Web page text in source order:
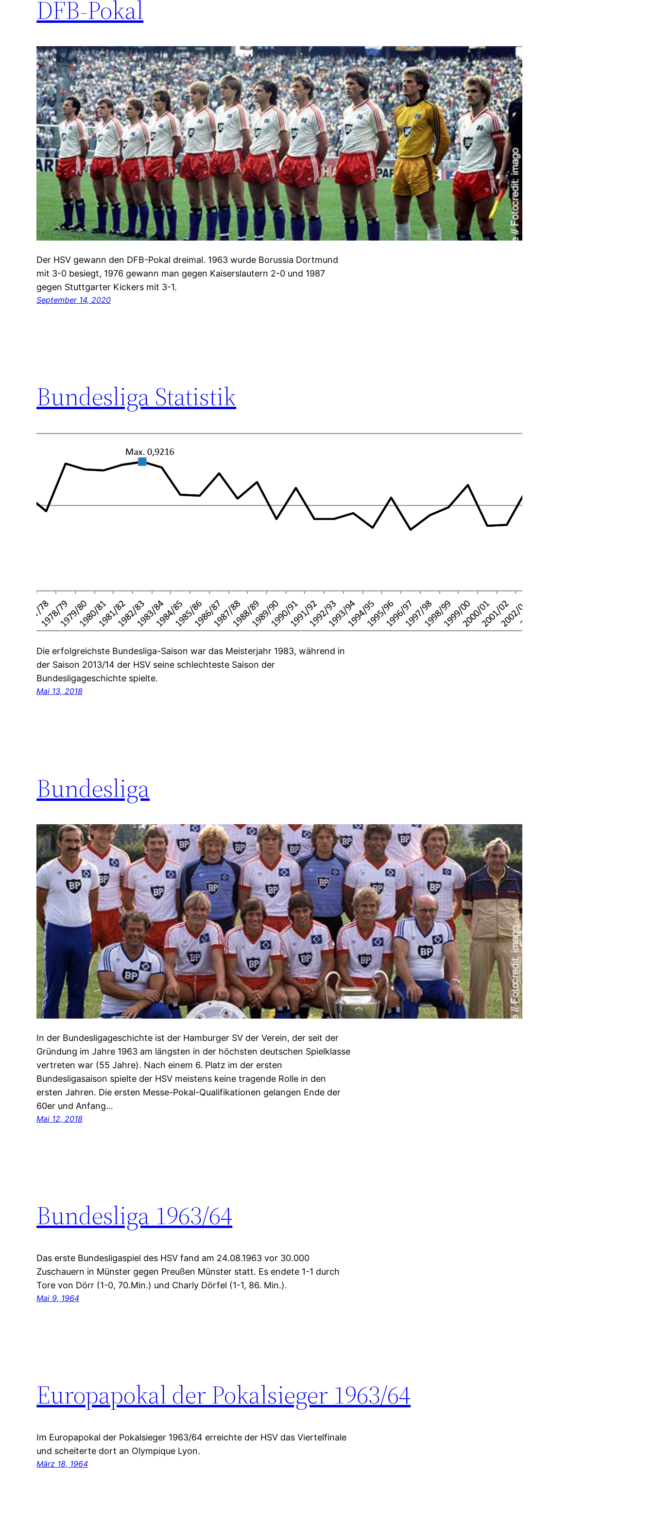
DFB-Pokal
Der HSV gewann den DFB-Pokal dreimal. 1963 wurde Borussia Dortmund
mit 3-0 besiegt, 1976 gewann man gegen Kaiserslautern 2-0 und 1987
gegen Stuttgarter Kickers mit 3-1.
September 14, 2020
Bundesliga Statistik
Die erfolgreichste Bundesliga-Saison war das Meisterjahr 1983, während in
der Saison 2013/14 der HSV seine schlechteste Saison der
Bundesligageschichte spielte.
Mai 13, 2018
Bundesliga
In der Bundesligageschichte ist der Hamburger SV der Verein, der seit der
Gründung im Jahre 1963 am längsten in der höchsten deutschen Spielklasse
vertreten war (55 Jahre). Nach einem 6. Platz im der ersten
Bundesligasaison spielte der HSV meistens keine tragende Rolle in den
ersten Jahren. Die ersten Messe-Pokal-Qualifikationen gelangen Ende der
60er und Anfang…
Mai 12, 2018
Bundesliga 1963/64
Das erste Bundesligaspiel des HSV fand am 24.08.1963 vor 30.000
Zuschauern in Münster gegen Preußen Münster statt. Es endete 1-1 durch
Tore von Dörr (1-0, 70.Min.) und Charly Dörfel (1-1, 86. Min.).
Mai 9, 1964
Europapokal der Pokalsieger 1963/64
Im Europapokal der Pokalsieger 1963/64 erreichte der HSV das Viertelfinale
und scheiterte dort an Olympique Lyon.
März 18, 1964